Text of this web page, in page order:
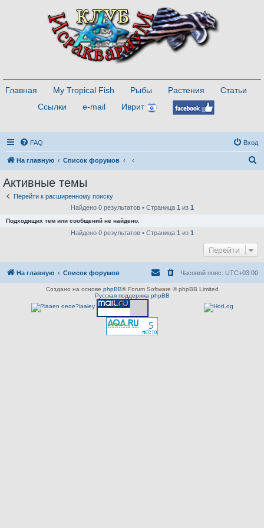
Главная My Tropical Fish Рыбы Растения
Статьи
Ссылки
e-mail Иврит
FAQ Вход
На главную Список форумов
Активные темы
Перейти к расширенному поиску
Найдено 0 результатов • Страница 1 из 1
Подходящих тем или сообщений не найдено.
Найдено 0 результатов • Страница 1 из 1
Перейти
На главную Список форумов Часовой пояс: UTC+03:00
Создано на основе phpBB® Forum Software © phpBB Limited
Русская поддержка phpBB